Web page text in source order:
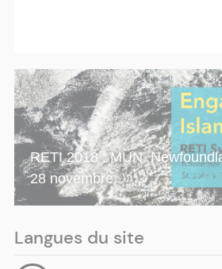
RETI 2018 : MUN,
28 novembre.
Langues du site